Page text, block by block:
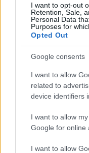
I want to opt-out
Retention, Sale,
Personal Data
Purposes for
Opted Out
Google consents
I want to allow
related to
device identifiers
I want to allow
Google for online
I want to allow